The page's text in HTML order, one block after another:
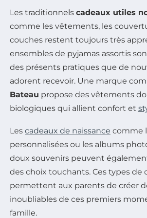
Les traditionnels cadeaux utiles
comme les vêtements, les
couches restent toujours très
ensembles de pyjamas assortis
des présents pratiques que de
adorent recevoir. Une marque
Bateau propose des vêtements
biologiques qui allient confort et
Les cadeaux de naissance comme
personnalisées ou les albums
doux souvenirs peuvent
des choix touchants. Ces types de
permettent aux parents de créer
inoubliables de ces premiers
famille.